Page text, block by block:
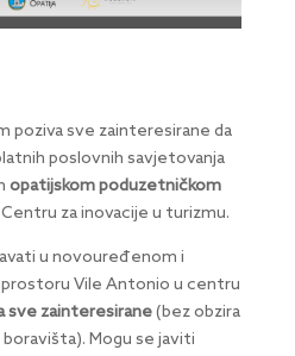
poziva sve zainteresirane da
poslovnih savjetovanja
opatijskom poduzetničkom
za inovacije u turizmu.
u novouređenom i
Vile Antonio u centru
sve zainteresirane(bez obzira
Mogu se javiti